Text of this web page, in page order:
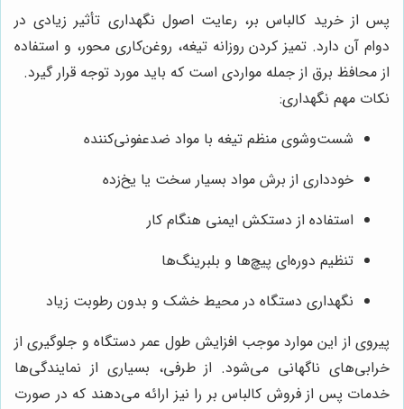
پس از خرید کالباس بر، رعایت اصول نگهداری تأثیر زیادی در
دوام آن دارد. تمیز کردن روزانه تیغه، روغن‌کاری محور، و استفاده
از محافظ برق از جمله مواردی است که باید مورد توجه قرار گیرد.
نکات مهم نگهداری:
شست‌وشوی منظم تیغه با مواد ضدعفونی‌کننده
خودداری از برش مواد بسیار سخت یا یخ‌زده
استفاده از دستکش ایمنی هنگام کار
تنظیم دوره‌ای پیچ‌ها و بلبرینگ‌ها
نگهداری دستگاه در محیط خشک و بدون رطوبت زیاد
پیروی از این موارد موجب افزایش طول عمر دستگاه و جلوگیری از
خرابی‌های ناگهانی می‌شود. از طرفی، بسیاری از نمایندگی‌ها
خدمات پس از فروش کالباس بر را نیز ارائه می‌دهند که در صورت